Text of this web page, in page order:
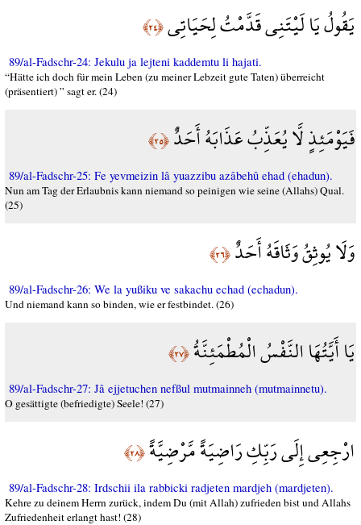
يَقُولُ يَا لَيْتَنِي قَدَّمْتُ لِحَيَاتِي﴿٢٤﴾
89/al-Fadschr-24: Jekulu ja lejteni kaddemtu li hajati.
“Hätte ich doch für mein Leben (zu meiner Lebzeit gute Taten) überreicht
(präsentiert) ” sagt er. (24)
فَيَوْمَئِذٍ لَّا يُعَذِّبُ عَذَابَهُ أَحَدٌ﴿٢٥﴾
89/al-Fadschr-25: Fe yevmeizin lâ yuazzibu azâbehû ehad (ehadun).
Nun am Tag der Erlaubnis kann niemand so peinigen wie seine (Allahs) Qual.
(25)
وَلَا يُوثِقُ وَثَاقَهُ أَحَدٌ﴿٢٦﴾
89/al-Fadschr-26: We la yußiku ve sakachu echad (echadun).
Und niemand kann so binden, wie er festbindet. (26)
يَا أَيَّتُهَا النَّفْسُ الْمُطْمَئِنَّةُ﴿٢٧﴾
89/al-Fadschr-27: Jâ ejjetuchen nefßul mutmainneh (mutmainnetu).
O gesättigte (befriedigte) Seele! (27)
ارْجِعِي إِلَى رَبِّكِ رَاضِيَةً مَّرْضِيَّةً﴿٢٨﴾
89/al-Fadschr-28: Irdschii ila rabbicki radjeten mardjeh (mardjeten).
Kehre zu deinem Herrn zurück, indem Du (mit Allah) zufrieden bist und Allahs
Zufriedenheit erlangt hast! (28)